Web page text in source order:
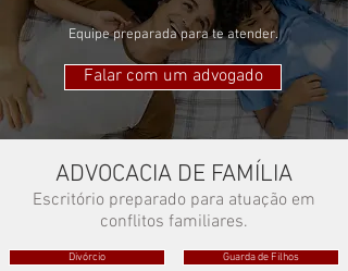
ADVOCACIA DE FAMÍLIA
Escritório preparado para atuação em
conflitos familiares.
Divórcio Guarda de Filhos
Equipe preparada para te atender.
Falar com um advogado